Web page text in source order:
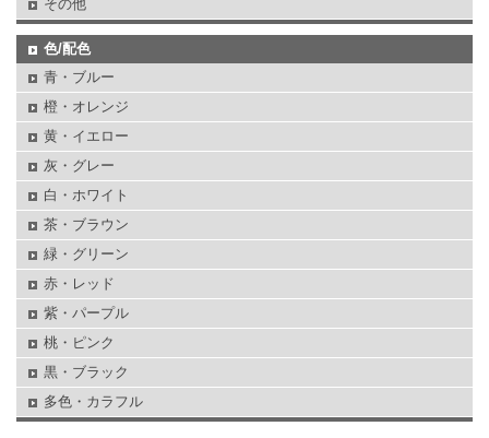
その他
色/配色
青・ブルー
橙・オレンジ
黄・イエロー
灰・グレー
白・ホワイト
茶・ブラウン
緑・グリーン
赤・レッド
紫・パープル
桃・ピンク
黒・ブラック
多色・カラフル